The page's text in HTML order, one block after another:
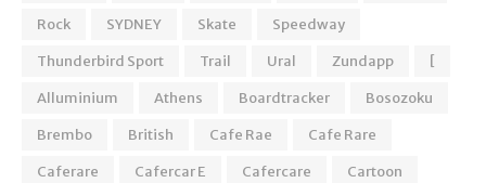
Rock
SYDNEY Skate
Speedway
Thunderbird Sport
Trail Ural Zundapp
[
Alluminium
Athens Boardtracker
Bosozoku
Brembo
British Cafe Rae
Cafe Rare
Caferare
Cafercar E Cafercare
Cartoon